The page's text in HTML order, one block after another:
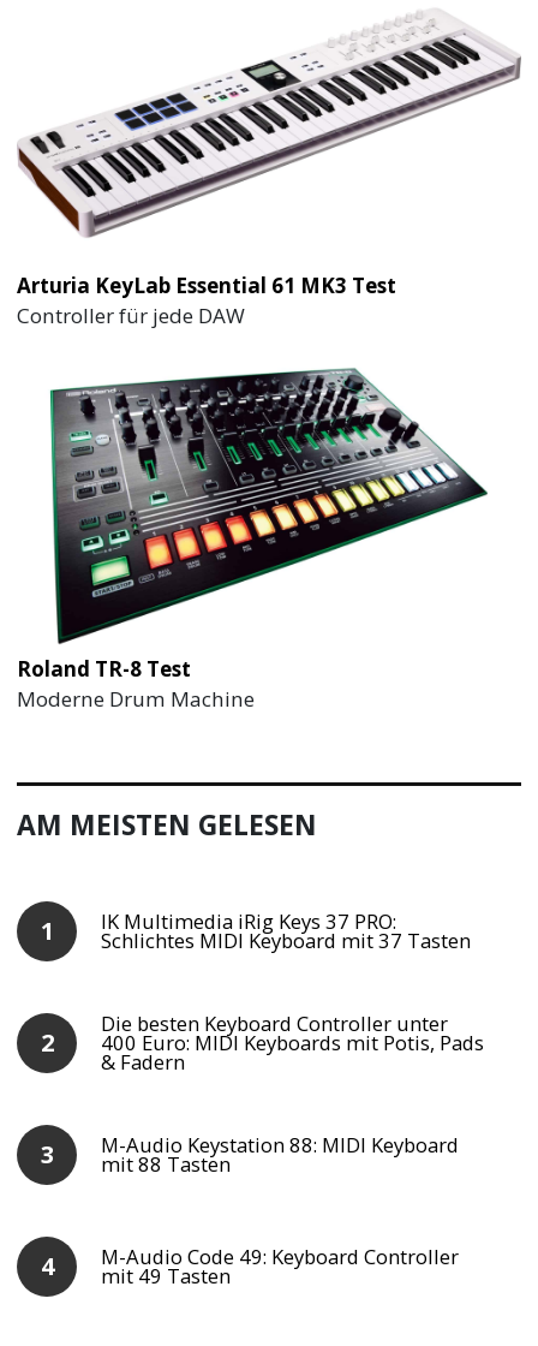
Arturia KeyLab Essential 61 MK3 Test
Controller für jede DAW
Roland TR-8 Test
Moderne Drum Machine
AM MEISTEN GELESEN
IK Multimedia iRig Keys 37 PRO:
Schlichtes MIDI Keyboard mit 37 Tasten
Die besten Keyboard Controller unter
400 Euro: MIDI Keyboards mit Potis, Pads
& Fadern
M-Audio Keystation 88: MIDI Keyboard
mit 88 Tasten
M-Audio Code 49: Keyboard Controller
mit 49 Tasten